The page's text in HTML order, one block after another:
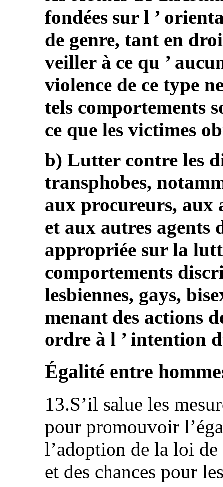
fondées sur l ’
de genre, tant en
veiller à ce qu ’
violence de ce type
tels comportements
ce que les victimes
b) Lutter contre les
transphobes,
aux procureurs, aux
et aux autres agents
appropriée sur la
comportements
lesbiennes, gays,
menant des actions
ordre à l ’ intention
Égalité entre
13.S’il salue les
pour promouvoir
l’adoption de la loi
et des chances pour